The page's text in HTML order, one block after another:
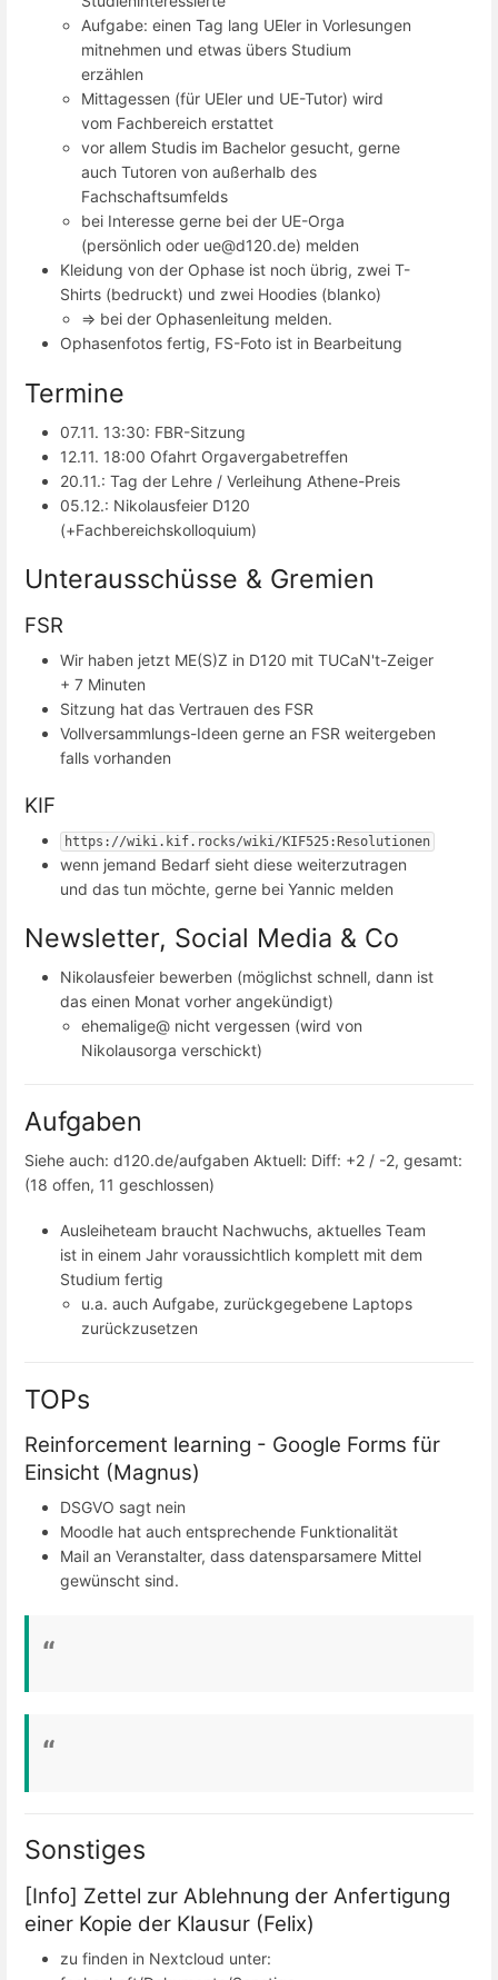
Aufgabe: einen Tag lang UEler in Vorlesungen
mitnehmen und etwas übers Studium
erzählen
Mittagessen (für UEler und UE-Tutor) wird
vom Fachbereich erstattet
vor allem Studis im Bachelor gesucht, gerne
auch Tutoren von außerhalb des
Fachschaftsumfelds
bei Interesse gerne bei der UE-Orga
(persönlich oder ue@d120.de) melden
Kleidung von der Ophase ist noch übrig, zwei T-
Shirts (bedruckt) und zwei Hoodies (blanko)
=> bei der Ophasenleitung melden.
Ophasenfotos fertig, FS-Foto ist in Bearbeitung
Termine
07.11. 13:30: FBR-Sitzung
12.11. 18:00 Ofahrt Orgavergabetreffen
20.11.: Tag der Lehre / Verleihung Athene-Preis
05.12.: Nikolausfeier D120
(+Fachbereichskolloquium)
Unterausschüsse & Gremien
FSR
Wir haben jetzt ME(S)Z in D120 mit TUCaN't-Zeiger
+ 7 Minuten
Sitzung hat das Vertrauen des FSR
Vollversammlungs-Ideen gerne an FSR weitergeben
falls vorhanden
KIF
https://wiki.kif.rocks/wiki/KIF525:Resolutionen
wenn jemand Bedarf sieht diese weiterzutragen
und das tun möchte, gerne bei Yannic melden
Newsletter, Social Media & Co
Nikolausfeier bewerben (möglichst schnell, dann ist
das einen Monat vorher angekündigt)
ehemalige@ nicht vergessen (wird von
Nikolausorga verschickt)
Aufgaben
Siehe auch: d120.de/aufgaben Aktuell: Diff: +2 / -2, gesamt:
(18 offen, 11 geschlossen)
Ausleiheteam braucht Nachwuchs, aktuelles Team
ist in einem Jahr voraussichtlich komplett mit dem
Studium fertig
u.a. auch Aufgabe, zurückgegebene Laptops
zurückzusetzen
TOPs
Reinforcement learning - Google Forms für
Einsicht (Magnus)
DSGVO sagt nein
Moodle hat auch entsprechende Funktionalität
Mail an Veranstalter, dass datensparsamere Mittel
gewünscht sind.
Sonstiges
[Info] Zettel zur Ablehnung der Anfertigung
einer Kopie der Klausur (Felix)
zu finden in Nextcloud unter: